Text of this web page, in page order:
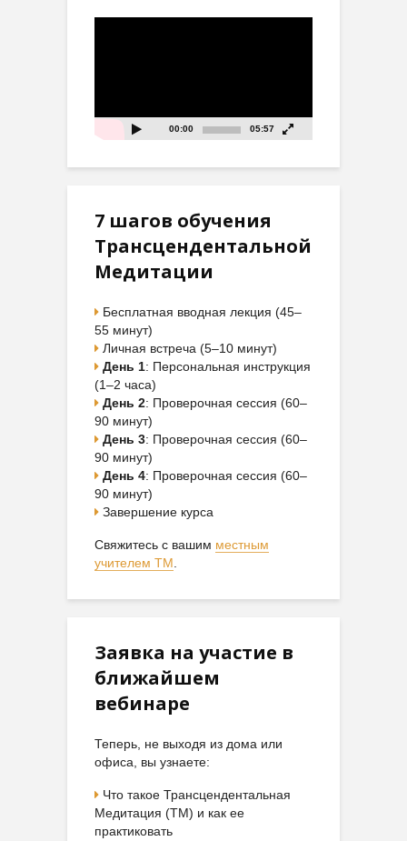
00:00 05:57
7 шагов обучения
Трансцендентальной
Медитации
Бесплатная вводная лекция (45–
55 минут)
Личная встреча (5–10 минут)
День 1: Персональная инструкция
(1–2 часа)
День 2: Проверочная сессия (60–
90 минут)
День 3: Проверочная сессия (60–
90 минут)
День 4: Проверочная сессия (60–
90 минут)
Завершение курса
Свяжитесь с вашим местным
учителем ТМ.
Заявка на участие в
ближайшем
вебинаре
Теперь, не выходя из дома или
офиса, вы узнаете:
Что такое Трансцендентальная
Медитация (ТМ) и как ее
практиковать